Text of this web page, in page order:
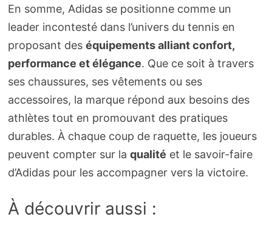
En somme, Adidas se positionne comme un
leader incontesté dans l’univers du tennis en
proposant des équipements alliant confort,
performance et élégance. Que ce soit à travers
ses chaussures, ses vêtements ou ses
accessoires, la marque répond aux besoins des
athlètes tout en promouvant des pratiques
durables. À chaque coup de raquette, les joueurs
peuvent compter sur la qualité et le savoir-faire
d’Adidas pour les accompagner vers la victoire.
À découvrir aussi :